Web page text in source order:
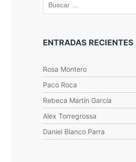
ENTRADAS RECIENTES
Rosa Montero
Paco Roca
Rebeca Martín García
Alex Torregrossa
Daniel Blanco Parra